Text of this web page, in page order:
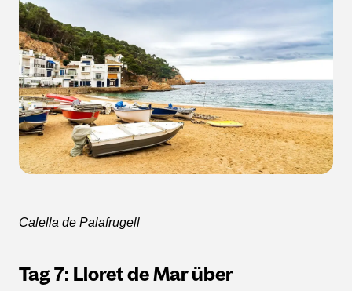
Calella de Palafrugell
Tag 7: Lloret de Mar über